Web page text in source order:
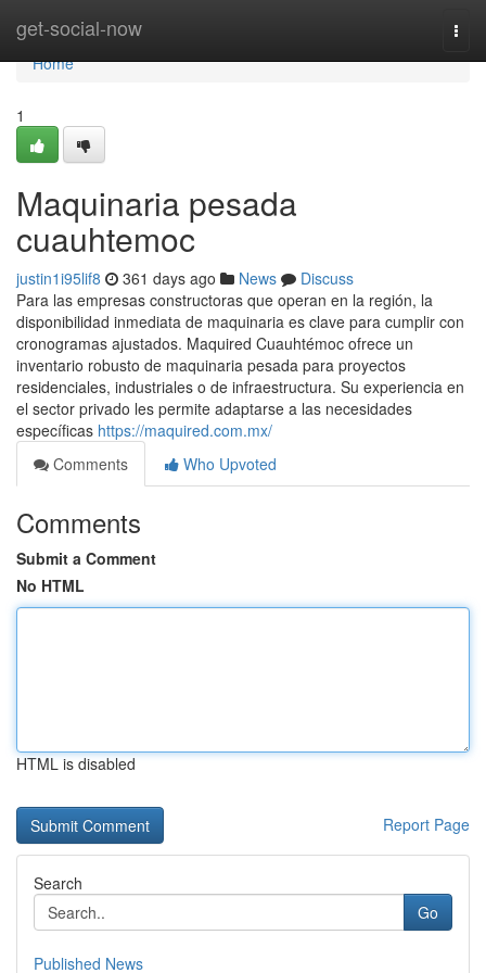
get-social-now
Home
Home
1
Maquinaria pesada
cuauhtemoc
justin1i95lif8 361 days ago News
Discuss
Para las empresas constructoras que operan en la región, la
disponibilidad inmediata de maquinaria es clave para cumplir con
cronogramas ajustados. Maquired Cuauhtémoc ofrece un
inventario robusto de maquinaria pesada para proyectos
residenciales, industriales o de infraestructura. Su experiencia en
el sector privado les permite adaptarse a las necesidades
específicas https://maquired.com.mx/
Comments
Who Upvoted
Comments
Submit a Comment
No HTML
HTML is disabled
Report Page
Search
Go
Published News